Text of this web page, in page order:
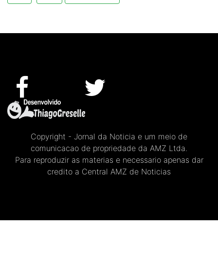
Copyright - Jornal da Noticia e um meio de
comunicacao de propriedade da AMZ Ltda.
Para reproduzir as materias e necessario apenas dar
credito a Central AMZ de Noticias